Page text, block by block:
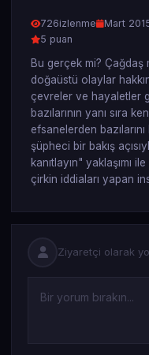
726izlenme Mart
5 puan
Bu gerçek mi?
doğaüstü olaylar
çevreler ve hayaletler
bazılarının yanı sıra
efsanelerden
şüpheci bir bakış
kanıtlayın" yaklaşımı
çirkin iddiaları yapan
Ziyaretçi olarak